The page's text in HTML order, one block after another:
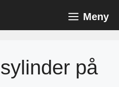
Meny
på